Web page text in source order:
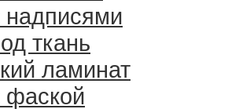
ткань
ламинат
фаской